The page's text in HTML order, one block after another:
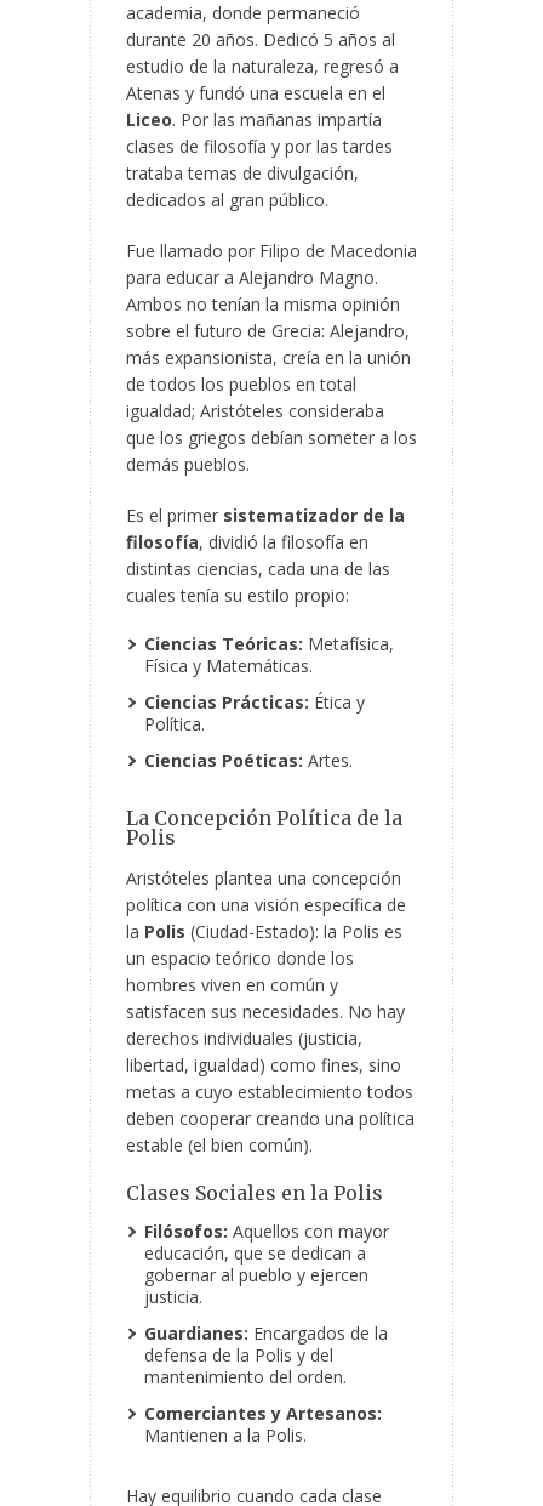
academia, donde permaneció
durante 20 años. Dedicó 5 años al
estudio de la naturaleza, regresó a
Atenas y fundó una escuela en el
Liceo. Por las mañanas impartía
clases de filosofía y por las tardes
trataba temas de divulgación,
dedicados al gran público.
Fue llamado por Filipo de Macedonia
para educar a Alejandro Magno.
Ambos no tenían la misma opinión
sobre el futuro de Grecia: Alejandro,
más expansionista, creía en la unión
de todos los pueblos en total
igualdad; Aristóteles consideraba
que los griegos debían someter a los
demás pueblos.
Es el primer sistematizador de la
filosofía, dividió la filosofía en
distintas ciencias, cada una de las
cuales tenía su estilo propio:
Ciencias Teóricas: Metafísica,
Física y Matemáticas.
Ciencias Prácticas: Ética y
Política.
Ciencias Poéticas: Artes.
La Concepción Política de la
Polis
Aristóteles plantea una concepción
política con una visión específica de
la Polis (Ciudad-Estado): la Polis es
un espacio teórico donde los
hombres viven en común y
satisfacen sus necesidades. No hay
derechos individuales (justicia,
libertad, igualdad) como fines, sino
metas a cuyo establecimiento todos
deben cooperar creando una política
estable (el bien común).
Clases Sociales en la Polis
Filósofos: Aquellos con mayor
educación, que se dedican a
gobernar al pueblo y ejercen
justicia.
Guardianes: Encargados de la
defensa de la Polis y del
mantenimiento del orden.
Comerciantes y Artesanos:
Mantienen a la Polis.
Hay equilibrio cuando cada clase